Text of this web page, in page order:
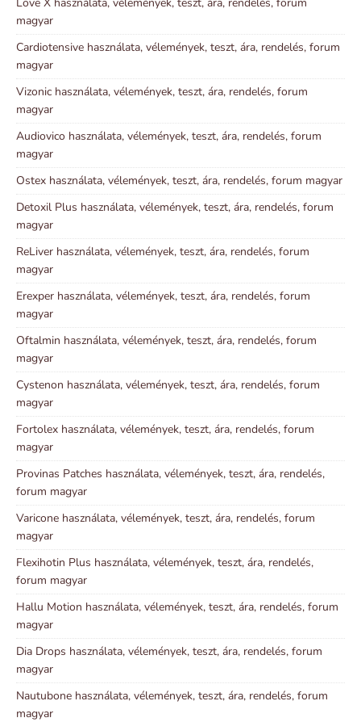
magyar
Cardiotensive használata, vélemények, teszt, ára, rendelés, forum
magyar
Vizonic használata, vélemények, teszt, ára, rendelés, forum
magyar
Audiovico használata, vélemények, teszt, ára, rendelés, forum
magyar
Ostex használata, vélemények, teszt, ára, rendelés, forum magyar
Detoxil Plus használata, vélemények, teszt, ára, rendelés, forum
magyar
ReLiver használata, vélemények, teszt, ára, rendelés, forum
magyar
Erexper használata, vélemények, teszt, ára, rendelés, forum
magyar
Oftalmin használata, vélemények, teszt, ára, rendelés, forum
magyar
Cystenon használata, vélemények, teszt, ára, rendelés, forum
magyar
Fortolex használata, vélemények, teszt, ára, rendelés, forum
magyar
Provinas Patches használata, vélemények, teszt, ára, rendelés,
forum magyar
Varicone használata, vélemények, teszt, ára, rendelés, forum
magyar
Flexihotin Plus használata, vélemények, teszt, ára, rendelés,
forum magyar
Hallu Motion használata, vélemények, teszt, ára, rendelés, forum
magyar
Dia Drops használata, vélemények, teszt, ára, rendelés, forum
magyar
Nautubone használata, vélemények, teszt, ára, rendelés, forum
magyar